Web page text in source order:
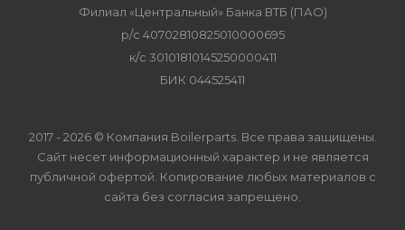
Филиал «Центральный» Банка ВТБ (ПАО)
р/с 40702810825010000695
к/с 30101810145250000411
БИК 044525411
2017 - 2026 © Компания Boilerparts. Все права защищены.
Сайт несет информационный характер и не является
публичной офертой. Копирование любых материалов с
сайта без согласия запрещено.